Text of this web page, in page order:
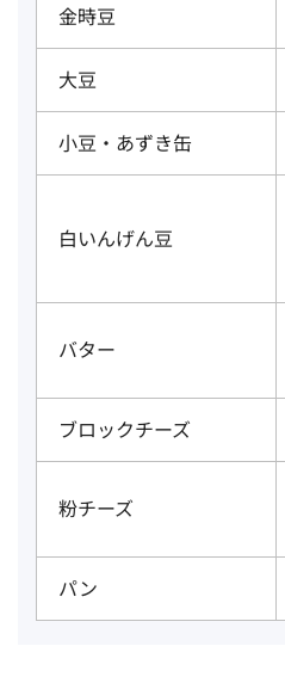
金時豆
大豆
小豆・あずき缶
白いんげん豆
バター
ブロックチーズ
粉チーズ
パン